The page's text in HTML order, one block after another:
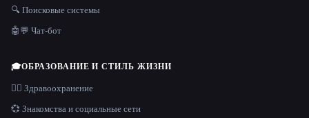
🔍 Поисковые системы
🤖💬 Чат-бот
🎓ОБРАЗОВАНИЕ И СТИЛЬ ЖИЗНИ
👩‍⚕️ Здравоохранение
💞 Знакомства и социальные сети